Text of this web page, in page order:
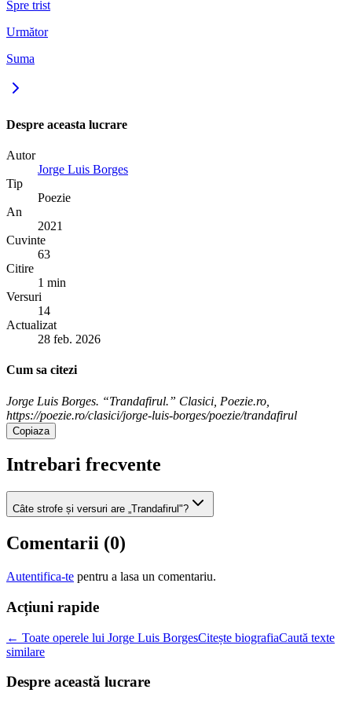
Spre trist
Următor
Suma
Despre aceasta lucrare
Autor
Jorge Luis Borges
Tip
Poezie
An
2021
Cuvinte
63
Citire
1 min
Versuri
14
Actualizat
28 feb. 2026
Cum sa citezi
Jorge Luis Borges. “Trandafirul.” Clasici, Poezie.ro,
https://poezie.ro/clasici/jorge-luis-borges/poezie/trandafirul
Copiaza
Intrebari frecvente
Câte strofe și versuri are „Trandafirul"?
Comentarii (0)
Autentifica-te pentru a lasa un comentariu.
Acțiuni rapide
← Toate operele lui Jorge Luis BorgesCitește biografiaCaută texte
similare
Despre această lucrare